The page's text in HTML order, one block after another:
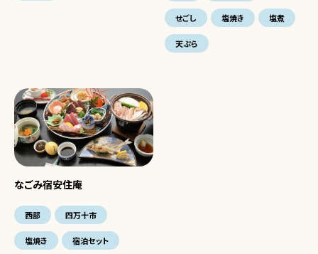
せごし 塩焼き 塩煮
天ぷら
なごみ宿安住庵
西部 四万十市
塩焼き 宿泊セット